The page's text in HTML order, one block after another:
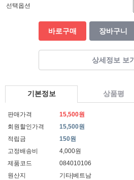
선택옵션
바로구매 장바구니
상세정보 보기
기본정보 상품평
판매가격
15,500원
회원할인가격
15,500원
적립금
150원
고정배송비
4,000원
제품코드
084010106
원산지
기타|베트남